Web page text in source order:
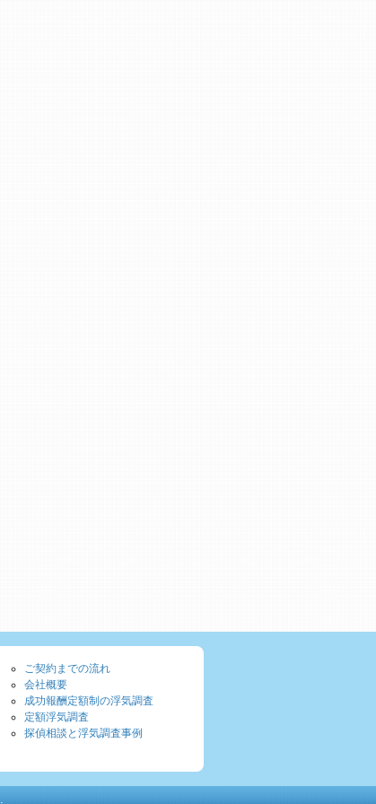
ご契約までの流れ
会社概要
成功報酬定額制の浮気調査
定額浮気調査
探偵相談と浮気調査事例